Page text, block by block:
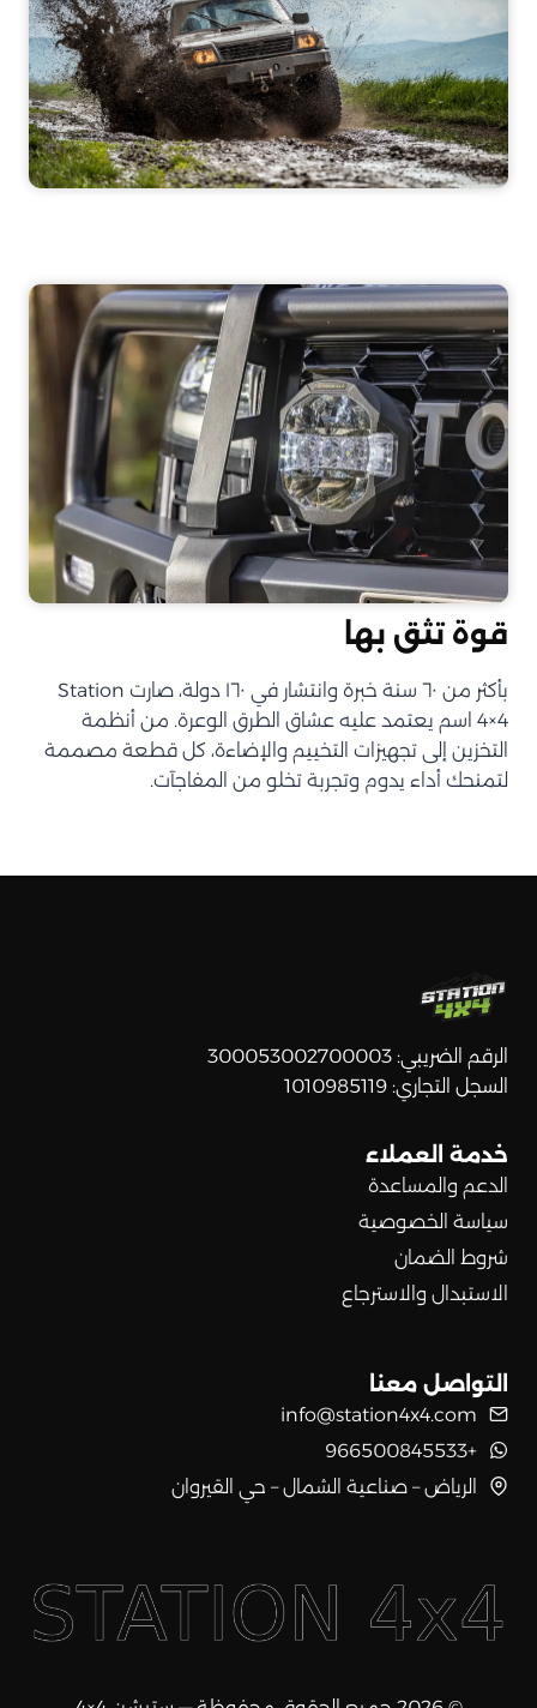
قوة تثق بها
بأكثر من ٦٠ سنة خبرة وانتشار في ١٦٠ دولة، صارت Station
4×4 اسم يعتمد عليه عشاق الطرق الوعرة. من أنظمة
التخزين إلى تجهيزات التخييم والإضاءة، كل قطعة مصممة
لتمنحك أداء يدوم وتجربة تخلو من المفاجآت.
الرقم الضريبي: 300053002700003
السجل التجاري: 1010985119
خدمة العملاء
الدعم والمساعدة
سياسة الخصوصية
شروط الضمان
الاستبدال والاسترجاع
التواصل معنا
info@station4x4.com
+966500845533
الرياض – صناعية الشمال – حي القيروان